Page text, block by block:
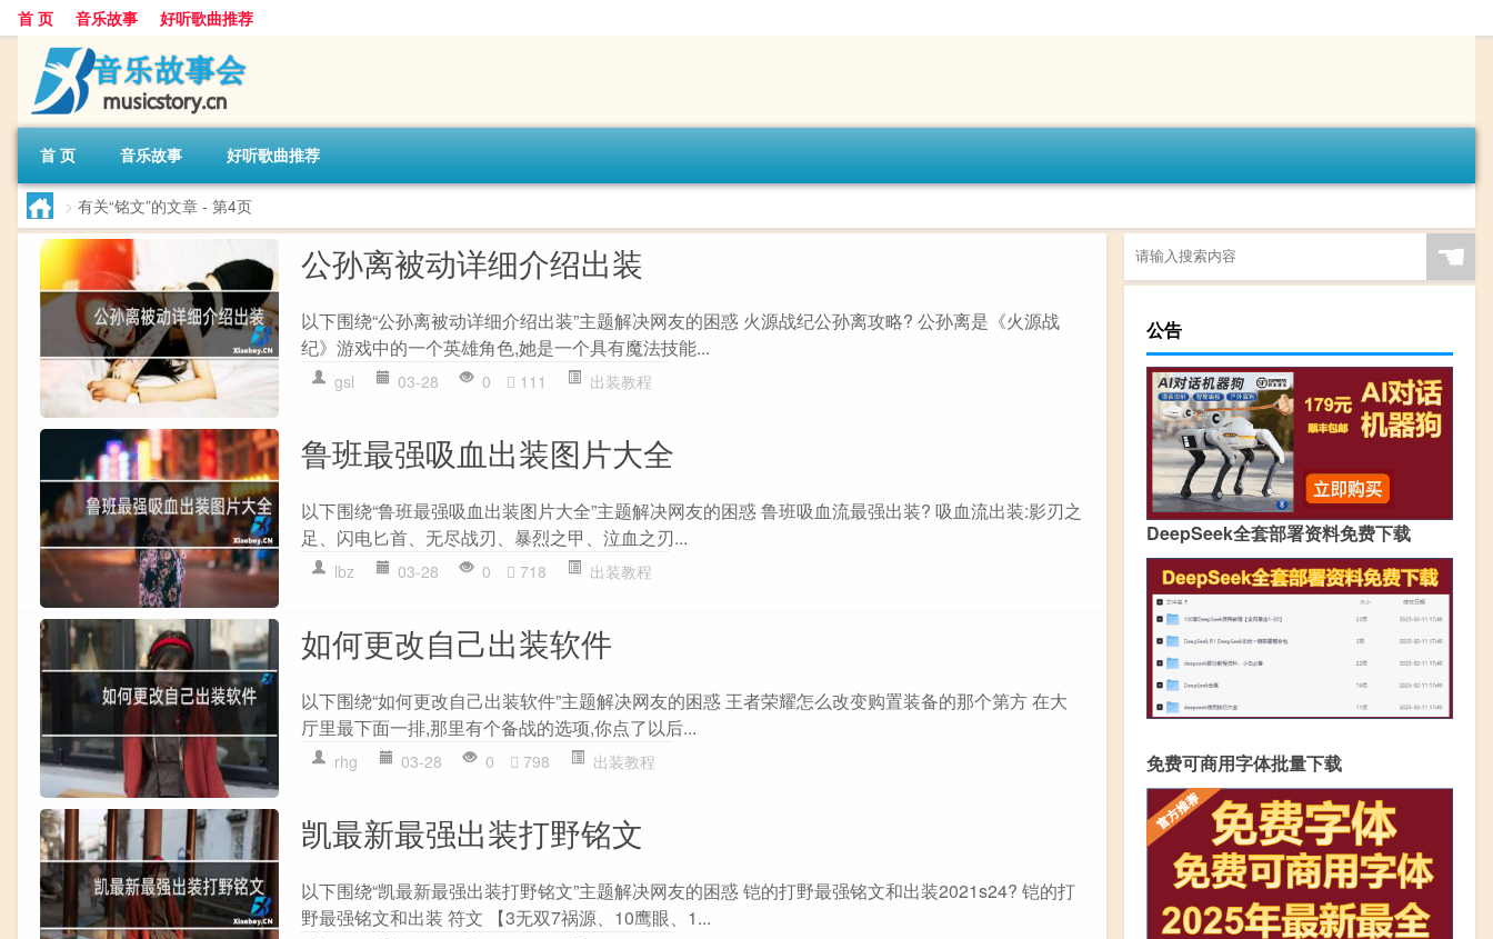
首 页 音乐故事 好听歌曲推荐
首 页 音乐故事 好听歌曲推荐
> 有关“铭文”的文章 - 第4页
公孙离被动详细介绍出装
以下围绕“公孙离被动详细介绍出装”主题解决网友的困惑 火源战纪公孙离攻略? 公孙离是《火源战
纪》游戏中的一个英雄角色,她是一个具有魔法技能...
gsl 03-28 0 111 出装教程
鲁班最强吸血出装图片大全
以下围绕“鲁班最强吸血出装图片大全”主题解决网友的困惑 鲁班吸血流最强出装? 吸血流出装:影刃之
足、闪电匕首、无尽战刃、暴烈之甲、泣血之刃...
lbz 03-28 0 718 出装教程
如何更改自己出装软件
以下围绕“如何更改自己出装软件”主题解决网友的困惑 王者荣耀怎么改变购置装备的那个第方 在大
厅里最下面一排,那里有个备战的选项,你点了以后...
rhg 03-28 0 798 出装教程
凯最新最强出装打野铭文
以下围绕“凯最新最强出装打野铭文”主题解决网友的困惑 铠的打野最强铭文和出装2021s24? 铠的打
野最强铭文和出装 符文 【3无双7祸源、10鹰眼、1...
☚
公告
DeepSeek全套部署资料免费下载
免费可商用字体批量下载